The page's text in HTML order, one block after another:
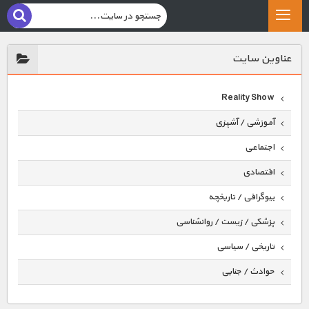
عناوين سايت
Reality Show
آموزشی / آشپزی
اجتماعی
اقتصادی
بیوگرافی / تاریخچه
پزشکی / زیست / روانشناسی
تاریخی / سیاسی
حوادث / جنایی